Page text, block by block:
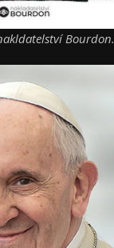
Bourdon.